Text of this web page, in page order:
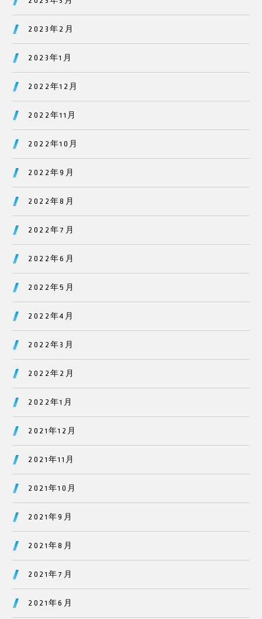
2023年2月
2023年1月
2022年12月
2022年11月
2022年10月
2022年9月
2022年8月
2022年7月
2022年6月
2022年5月
2022年4月
2022年3月
2022年2月
2022年1月
2021年12月
2021年11月
2021年10月
2021年9月
2021年8月
2021年7月
2021年6月